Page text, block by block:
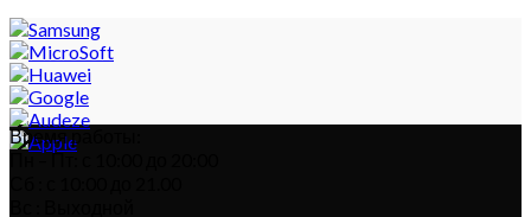
Время работы:
Пн – Пт: с 10:00 до 20:00